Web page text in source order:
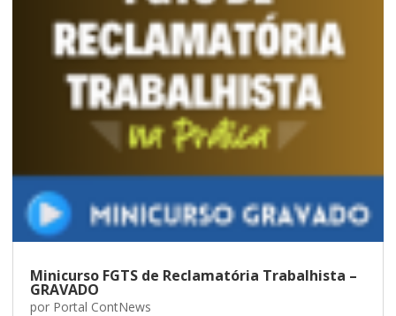
Minicurso FGTS de Reclamatória Trabalhista –
GRAVADO
por Portal ContNews